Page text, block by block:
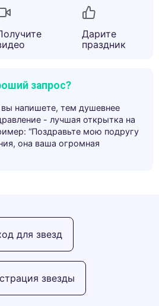
Дарите
праздник
запрос?
напишете, тем душевнее
- лучшая открытка на
“Поздравьте мою подругу
она ваша огромная
звезды
для звезд